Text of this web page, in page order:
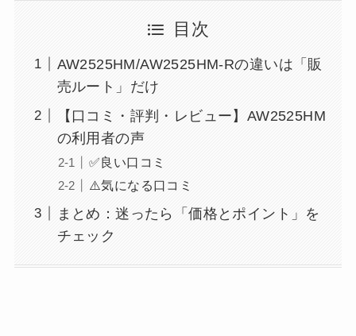
目次
AW2525HM/AW2525HM-Rの違いは「販
売ルート」だけ
【口コミ・評判・レビュー】AW2525HM
の利用者の声
✅良い口コミ
⚠️気になる口コミ
まとめ：迷ったら「価格とポイント」を
チェック